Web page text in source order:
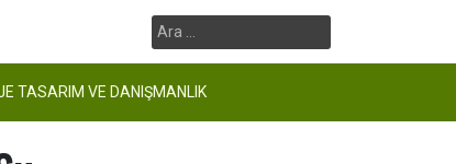
Arama:
TASARIM VE DANIŞMANLIK